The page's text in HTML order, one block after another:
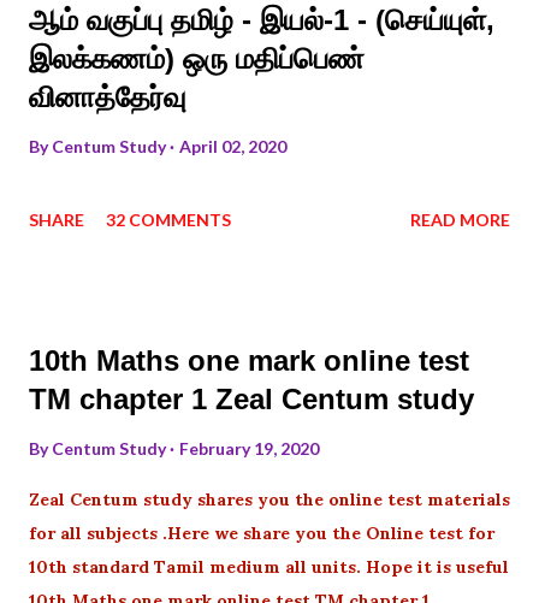
ஆம் வகுப்பு தமிழ் - இயல்-1 - (செய்யுள்,
இலக்கணம்) ஒரு மதிப்பெண்
வினாத்தேர்வு
ByCentum Study April 02, 2020
SHARE 32 COMMENTS READ MORE
10th Maths one mark online test
TM chapter 1 Zeal Centum study
ByCentum Study February 19, 2020
Zeal Centum study shares you the online test materials
for all subjects .Here we share you the Online test for
10th standard Tamil medium all units. Hope it is useful